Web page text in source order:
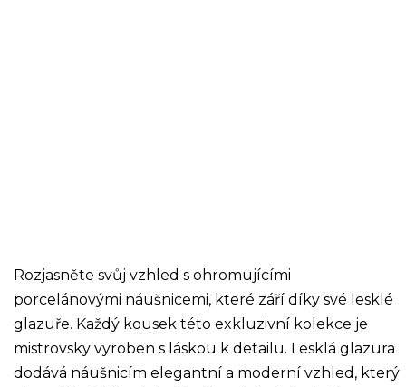
Rozjasněte svůj vzhled s ohromujícími
porcelánovými náušnicemi, které září díky své lesklé
glazuře. Každý kousek této exkluzivní kolekce je
mistrovsky vyroben s láskou k detailu. Lesklá glazura
dodává náušnicím elegantní a moderní vzhled, který